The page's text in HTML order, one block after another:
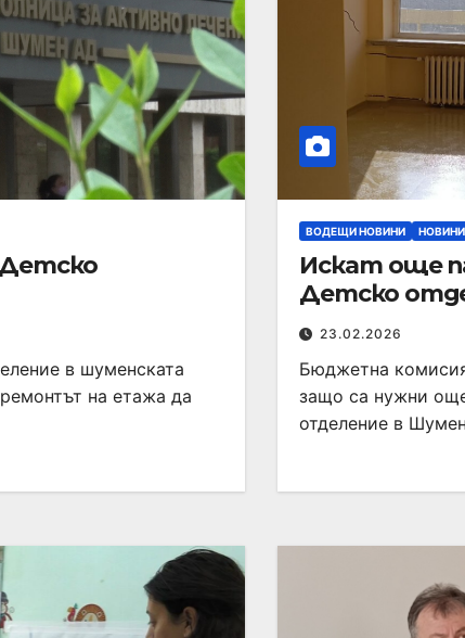
в шуменската
на етажа да
ВОДЕЩИ НОВИНИ
Искат още
Детско
23.02.2026
Бюджетна
защо са нужни
отделение в